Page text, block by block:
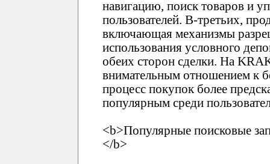
навигацию, поиск товаров и
пользователей. В-третьих,
включающая механизмы
использования условного
обеих сторон сделки. На
внимательным отношением к
процесс покупок более
популярным среди
<b>Популярные поисковые
</b>